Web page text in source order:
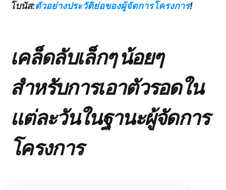
โบนัส:ตัวอย่างประวัติย่อของผู้จัดการโครงการ!
เคล็ดลับเล็กๆ น้อยๆ
สำหรับการเอาตัวรอดใน
แต่ละวันในฐานะผู้จัดการ
โครงการ